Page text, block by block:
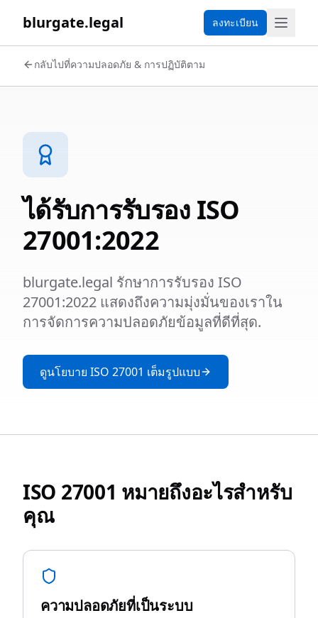
blurgate.legal ลงทะเบียน
กลับไปที่ความปลอดภัย & การปฏิบัติตาม
ได้รับการรับรอง ISO
27001:2022
blurgate.legal รักษาการรับรอง ISO
27001:2022 แสดงถึงความมุ่งมั่นของเราใน
การจัดการความปลอดภัยข้อมูลที่ดีที่สุด.
ดูนโยบาย ISO 27001 เต็มรูปแบบ
ISO 27001 หมายถึงอะไรสำหรับ
คุณ
ความปลอดภัยที่เป็นระบบ